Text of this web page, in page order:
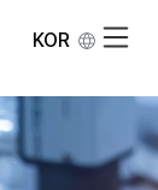
KOR